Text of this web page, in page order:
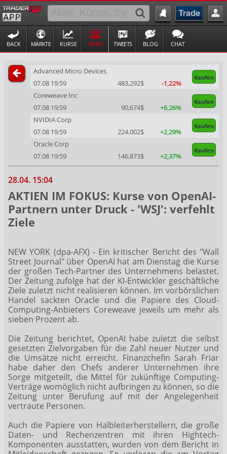
BACK MÄRKTE KURSE NEWS TWEETS BLOG CHAT
Advanced Micro Devices
Kaufen
07.08 19:59 483,292$
-1,22%
Coreweave Inc
Kaufen
07.08 19:59 90,674$
+6,26%
NVIDIA Corp
Kaufen
07.08 19:59 224,002$
+2,29%
Oracle Corp
Kaufen
07.08 19:59 146,873$ +2,37%
28.04. 15:04
AKTIEN IM FOKUS: Kurse von OpenAI-
Partnern unter Druck - 'WSJ': verfehlt
Ziele
NEW YORK (dpa-AFX) - Ein kritischer Bericht des "Wall
Street Journal" über OpenAI hat am Dienstag die Kurse
der großen Tech-Partner des Unternehmens belastet.
Der Zeitung zufolge hat der KI-Entwickler geschäftliche
Ziele zuletzt nicht realisieren können. Im vorbörslichen
Handel sackten Oracle und die Papiere des Cloud-
Computing-Anbieters Coreweave jeweils um mehr als
sieben Prozent ab.
Die Zeitung berichtet, OpenAI habe zuletzt die selbst
gesetzten Zielvorgaben für die Zahl neuer Nutzer und
die Umsätze nicht erreicht. Finanzchefin Sarah Friar
habe daher den Chefs anderer Unternehmen ihre
Sorge mitgeteilt, die Mittel für zukünftige Computing-
Verträge womöglich nicht aufbringen zu können, so die
Zeitung unter Berufung auf mit der Angelegenheit
vertraute Personen.
Auch die Papiere von Halbleiterherstellern, die große
Daten- und Rechenzentren mit ihren Hightech-
Komponenten ausstatten, wurden von dem Bericht in